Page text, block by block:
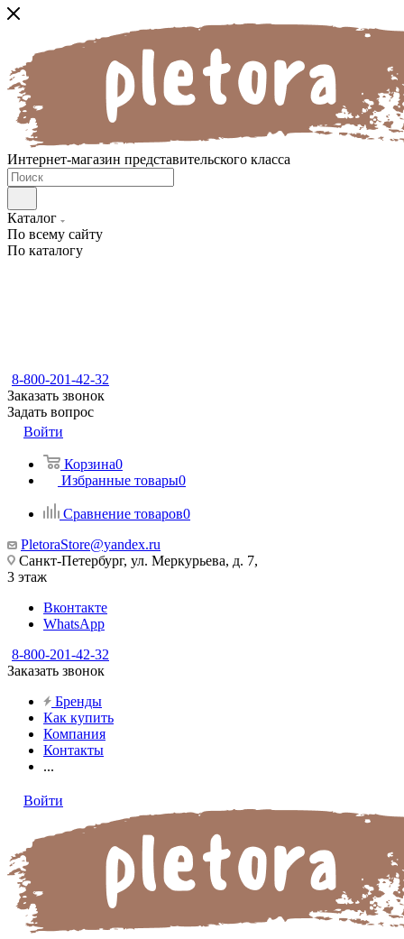
Интернет-магазин представительского класса
Каталог
По всему сайту
По каталогу
8-800-201-42-32
Заказать звонок
Задать вопрос
Войти
Корзина0
Избранные товары0
Сравнение товаров0
PletoraStore@yandex.ru
Санкт-Петербург, ул. Меркурьева, д. 7,
3 этаж
Вконтакте
WhatsApp
8-800-201-42-32
Заказать звонок
Бренды
Как купить
Компания
Контакты
...
Войти